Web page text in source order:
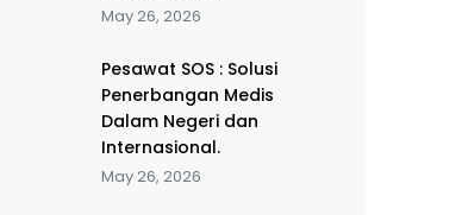
May 26, 2026
Pesawat SOS : Solusi
Penerbangan Medis
Dalam Negeri dan
Internasional.
May 26, 2026